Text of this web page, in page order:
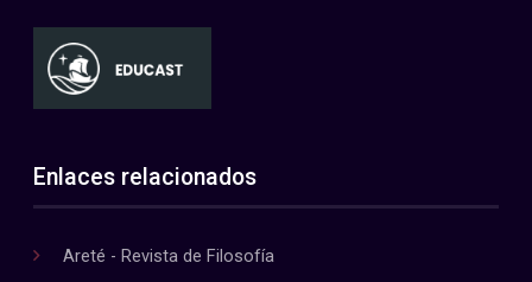
Enlaces relacionados
Areté - Revista de Filosofía